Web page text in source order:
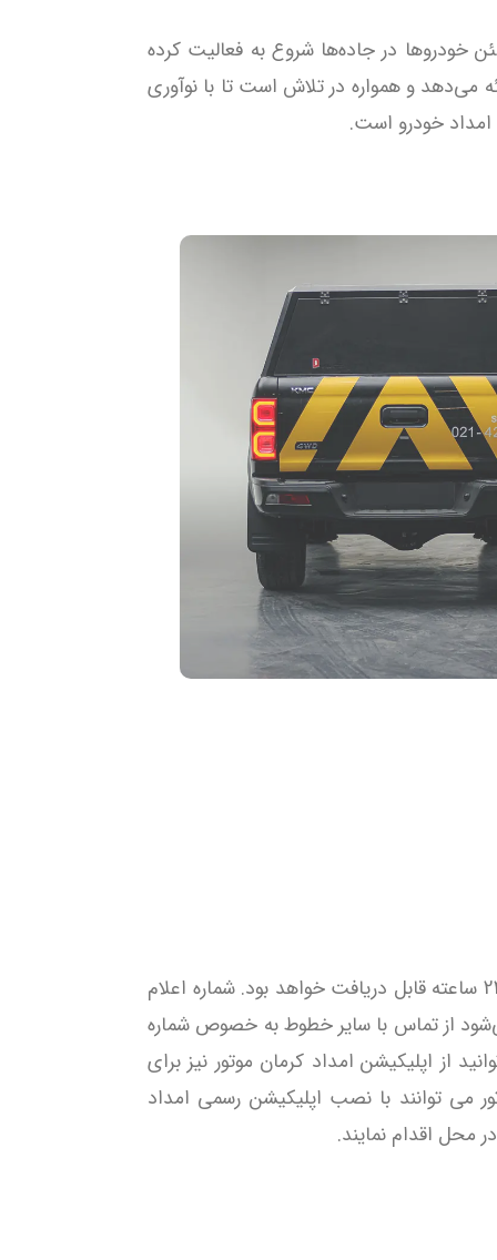
خودروها در جاده‌ها شروع به فعالیت کرده
می‌دهد و همواره در تلاش است تا با نوآوری
به‌صورت 24 ساعته قابل دریافت خواهد بود. شماره اعلام
از تماس با سایر خطوط به خصوص شماره
شود. شما می‌توانید از اپلیکیشن امداد کرمان موتور نیز برای
می توانند با نصب اپلیکیشن رسمی امداد
محل اقدام نمایند.